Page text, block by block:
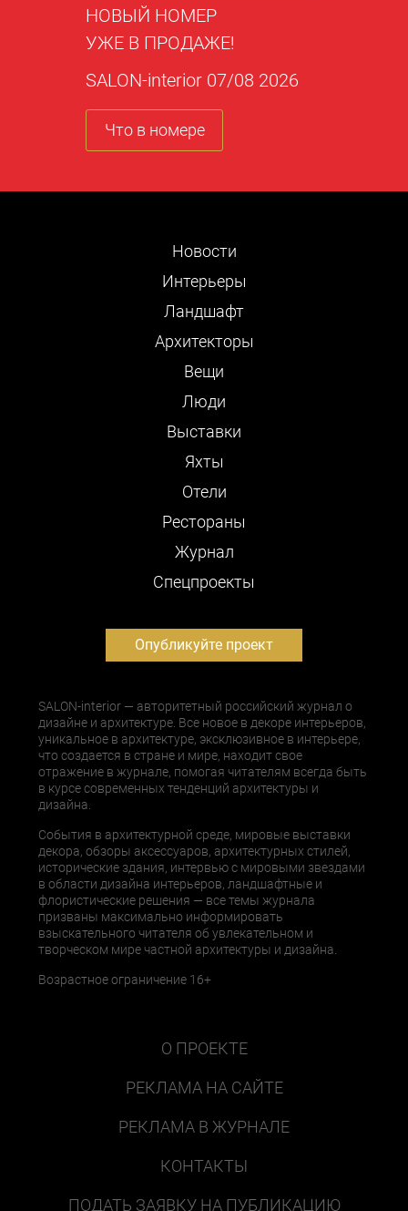
НОВЫЙ НОМЕР
УЖЕ В ПРОДАЖЕ!
SALON-interior 07/08 2026
Что в номере
Новости
Интерьеры
Ландшафт
Архитекторы
Вещи
Люди
Выставки
Яхты
Отели
Рестораны
Журнал
Cпецпроекты
Опубликуйте проект
SALON-interior — авторитетный российский журнал о
дизайне и архитектуре. Все новое в декоре интерьеров,
уникальное в архитектуре, эксклюзивное в интерьере,
что создается в стране и мире, находит свое
отражение в журнале, помогая читателям всегда быть
в курсе современных тенденций архитектуры и
дизайна.
События в архитектурной среде, мировые выставки
декора, обзоры аксессуаров, архитектурных стилей,
исторические здания, интервью с мировыми звездами
в области дизайна интерьеров, ландшафтные и
флористические решения — все темы журнала
призваны максимально информировать
взыскательного читателя об увлекательном и
творческом мире частной архитектуры и дизайна.
Возрастное ограничение 16+
О ПРОЕКТЕ
РЕКЛАМА НА САЙТЕ
РЕКЛАМА В ЖУРНАЛЕ
КОНТАКТЫ
ПОДАТЬ ЗАЯВКУ НА ПУБЛИКАЦИЮ